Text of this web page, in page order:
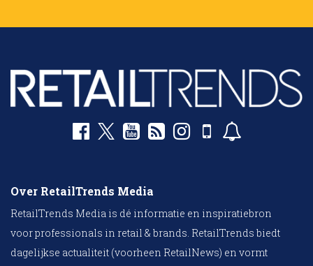
Over RetailTrends Media
RetailTrends Media is dé informatie en inspiratiebron
voor professionals in retail & brands. RetailTrends biedt
dagelijkse actualiteit (voorheen RetailNews) en vormt